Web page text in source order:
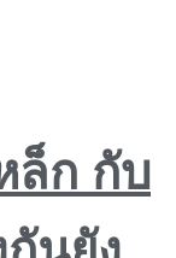
ล็ก กับ